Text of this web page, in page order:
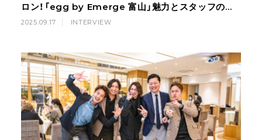
ロン！「egg by Emerge 富山」魅力とスタッフの想
い
2025.09.17 INTERVIEW